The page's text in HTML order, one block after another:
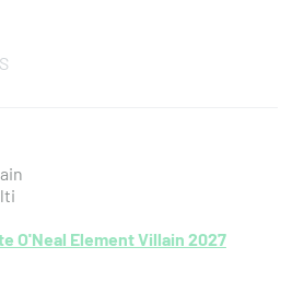
O'Neal Element Villain 2027